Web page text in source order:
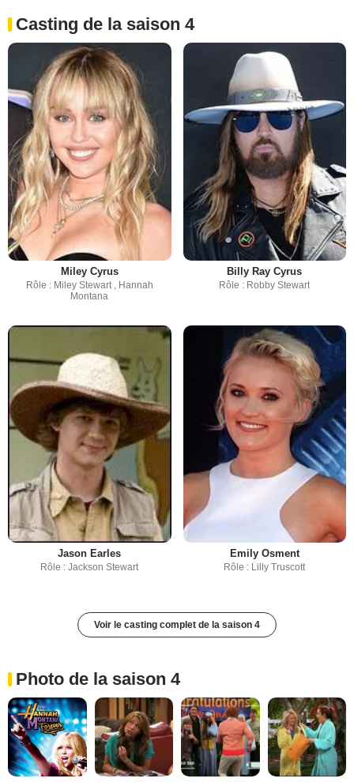
Casting de la saison 4
Miley Cyrus
Rôle : Miley Stewart , Hannah
Montana
Billy Ray Cyrus
Rôle : Robby Stewart
Jason Earles
Rôle : Jackson Stewart
Emily Osment
Rôle : Lilly Truscott
Voir le casting complet de la saison 4
Photo de la saison 4